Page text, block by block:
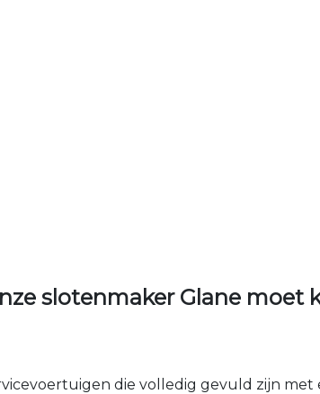
slotenmaker Glane moet
die volledig gevuld zijn